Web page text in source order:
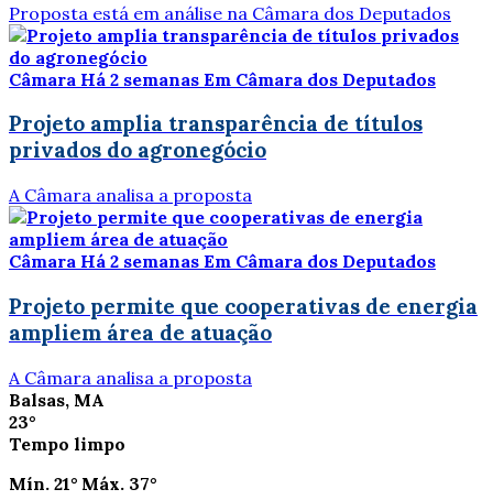
Proposta está em análise na Câmara dos Deputados
Câmara Há 2 semanas Em Câmara dos Deputados
Projeto amplia transparência de títulos
privados do agronegócio
A Câmara analisa a proposta
Câmara Há 2 semanas Em Câmara dos Deputados
Projeto permite que cooperativas de energia
ampliem área de atuação
A Câmara analisa a proposta
Balsas, MA
23°
Tempo limpo
Mín. 21° Máx. 37°